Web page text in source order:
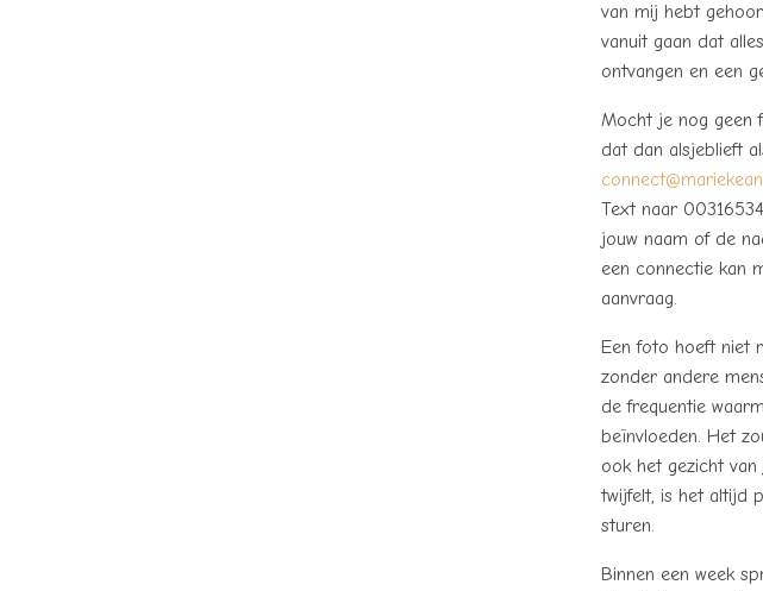
van mij hebt
vanuit gaan dat
ontvangen en een
Mocht je nog geen
dat dan alsjeblieft
Text naar
jouw naam of de
een connectie kan
aanvraag.
Een foto hoeft niet
zonder andere
de frequentie
beïnvloeden. Het
ook het gezicht
twijfelt, is het altijd
sturen.
Binnen een week